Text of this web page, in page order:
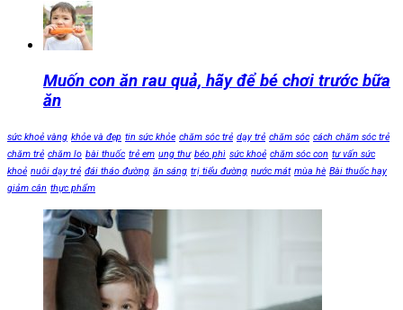
Muốn con ăn rau quả, hãy để bé chơi trước bữa
ăn
sức khoẻ vàng khỏe và đẹp tin sức khỏe chăm sóc trẻ dạy trẻ chăm sóc cách chăm sóc trẻ
chăm trẻ chăm lo bài thuốc trẻ em ung thư béo phì sức khoẻ chăm sóc con tư vấn sức
khoẻ nuôi dạy trẻ đái tháo đường ăn sáng trị tiểu đường nước mát mùa hè Bài thuốc hay
giảm cân thực phẩm